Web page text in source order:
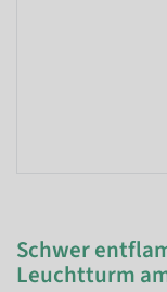
Schwer
Leuchtturm